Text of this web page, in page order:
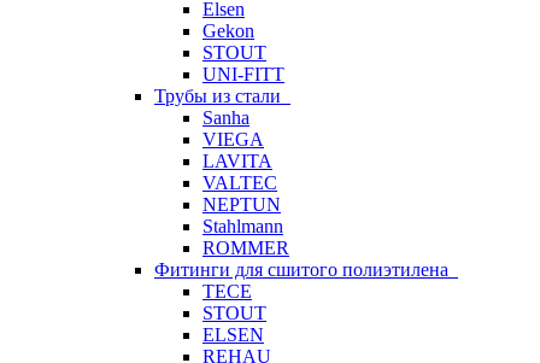
Elsen
Gekon
STOUT
UNI-FITT
Трубы из стали
Sanha
VIEGA
LAVITA
VALTEC
NEPTUN
Stahlmann
ROMMER
Фитинги для сшитого полиэтилена
TECE
STOUT
ELSEN
REHAU